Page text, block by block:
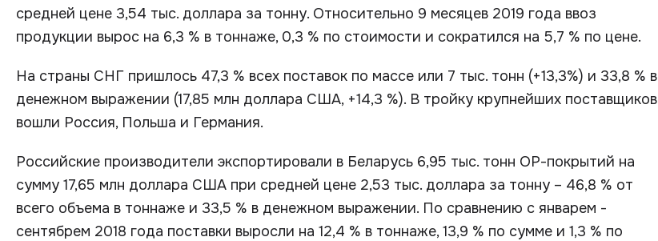
средней цене 3,54 тыс. доллара за тонну. Относительно 9 месяцев 2019 года ввоз
продукции вырос на 6,3 % в тоннаже, 0,3 % по стоимости и сократился на 5,7 % по цене.
На страны СНГ пришлось 47,3 % всех поставок по массе или 7 тыс. тонн (+13,3%) и 33,8 % в
денежном выражении (17,85 млн доллара США, +14,3 %). В тройку крупнейших поставщиков
вошли Россия, Польша и Германия.
Российские производители экспортировали в Беларусь 6,95 тыс. тонн ОР-покрытий на
сумму 17,65 млн доллара США при средней цене 2,53 тыс. доллара за тонну – 46,8 % от
всего объема в тоннаже и 33,5 % в денежном выражении. По сравнению с январем -
сентябрем 2018 года поставки выросли на 12,4 % в тоннаже, 13,9 % по сумме и 1,3 % по